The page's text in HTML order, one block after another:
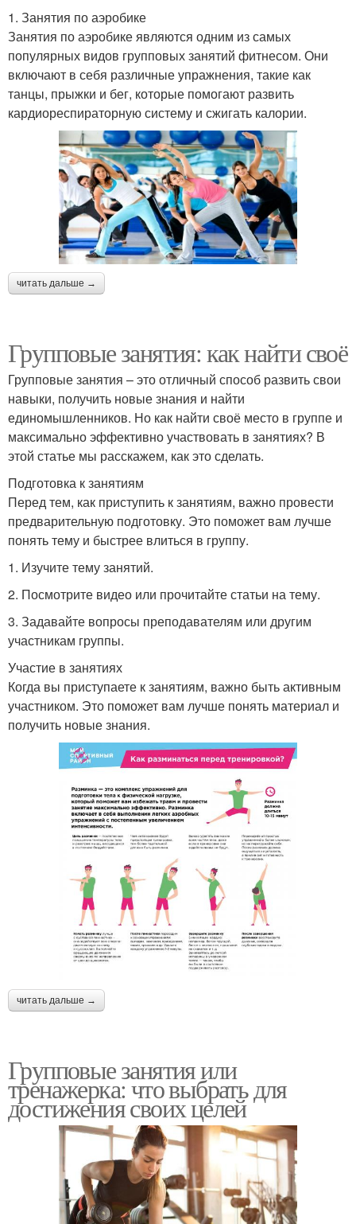
1. Занятия по аэробике
Занятия по аэробике являются одним из самых
популярных видов групповых занятий фитнесом. Они
включают в себя различные упражнения, такие как
танцы, прыжки и бег, которые помогают развить
кардиореспираторную систему и сжигать калории.
читать дальше →
Групповые занятия: как найти своё
Групповые занятия – это отличный способ развить свои
навыки, получить новые знания и найти
единомышленников. Но как найти своё место в группе и
максимально эффективно участвовать в занятиях? В
этой статье мы расскажем, как это сделать.
Подготовка к занятиям
Перед тем, как приступить к занятиям, важно провести
предварительную подготовку. Это поможет вам лучше
понять тему и быстрее влиться в группу.
1. Изучите тему занятий.
2. Посмотрите видео или прочитайте статьи на тему.
3. Задавайте вопросы преподавателям или другим
участникам группы.
Участие в занятиях
Когда вы приступаете к занятиям, важно быть активным
участником. Это поможет вам лучше понять материал и
получить новые знания.
читать дальше →
Групповые занятия или
тренажерка: что выбрать для
достижения своих целей